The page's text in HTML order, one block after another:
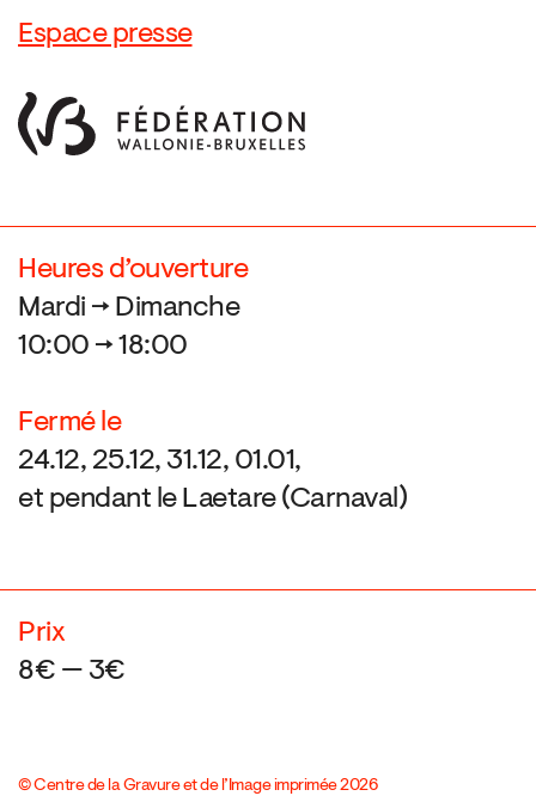
Espace presse
Heures d’ouverture
Mardi → Dimanche
10:00 → 18:00
Fermé le
24.12, 25.12, 31.12, 01.01,
et pendant le Laetare (Carnaval)
Prix
8€ — 3€
© Centre de la Gravure et de l’Image imprimée 2026